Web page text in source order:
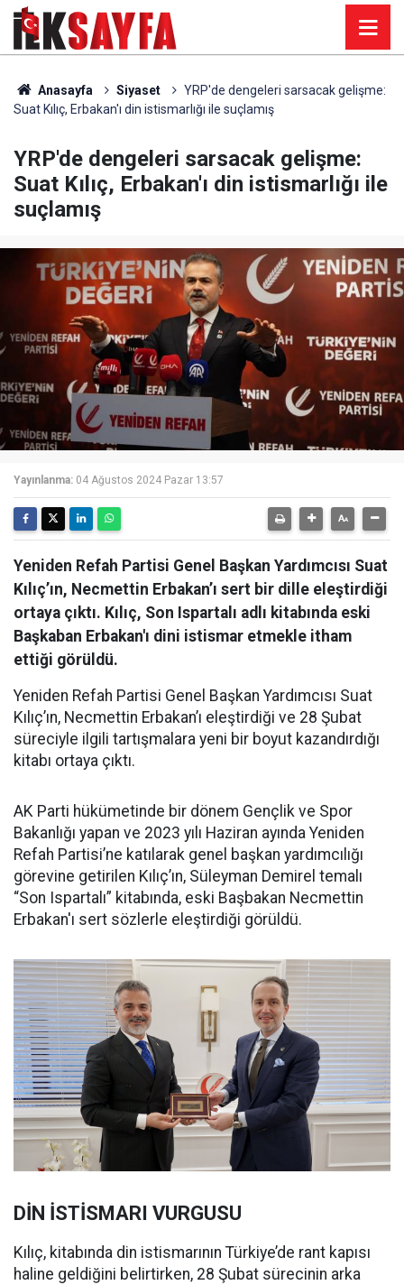
Anasayfa Siyaset
YRP'de dengeleri sarsacak gelişme:
Suat Kılıç, Erbakan'ı din istismarlığı ile suçlamış
YRP'de dengeleri sarsacak gelişme:
Suat Kılıç, Erbakan'ı din istismarlığı ile
suçlamış
Yayınlanma: 04 Ağustos 2024 Pazar 13:57
Yeniden Refah Partisi Genel Başkan Yardımcısı Suat
Kılıç’ın, Necmettin Erbakan’ı sert bir dille eleştirdiği
ortaya çıktı. Kılıç, Son Ispartalı adlı kitabında eski
Başkaban Erbakan'ı dini istismar etmekle itham
ettiği görüldü.
Yeniden Refah Partisi Genel Başkan Yardımcısı Suat
Kılıç’ın, Necmettin Erbakan’ı eleştirdiği ve 28 Şubat
süreciyle ilgili tartışmalara yeni bir boyut kazandırdığı
kitabı ortaya çıktı.
AK Parti hükümetinde bir dönem Gençlik ve Spor
Bakanlığı yapan ve 2023 yılı Haziran ayında Yeniden
Refah Partisi’ne katılarak genel başkan yardımcılığı
görevine getirilen Kılıç’ın, Süleyman Demirel temalı
“Son Ispartalı” kitabında, eski Başbakan Necmettin
Erbakan'ı sert sözlerle eleştirdiği görüldü.
DİN İSTİSMARI VURGUSU
Kılıç, kitabında din istismarının Türkiye’de rant kapısı
haline geldiğini belirtirken, 28 Şubat sürecinin arka